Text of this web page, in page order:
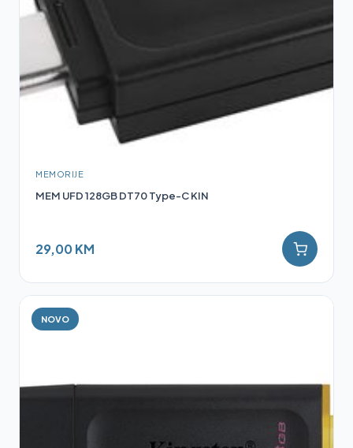
MEMORIJE
MEM UFD 128GB DT70 Type-C KIN
29,00 KM
NOVO